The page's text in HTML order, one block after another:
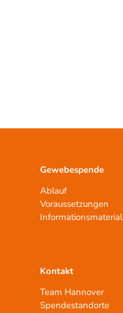
Gewebespende
Ablauf
Voraussetzungen
Informationsmaterial
Kontakt
Team Hannover
Spendestandorte